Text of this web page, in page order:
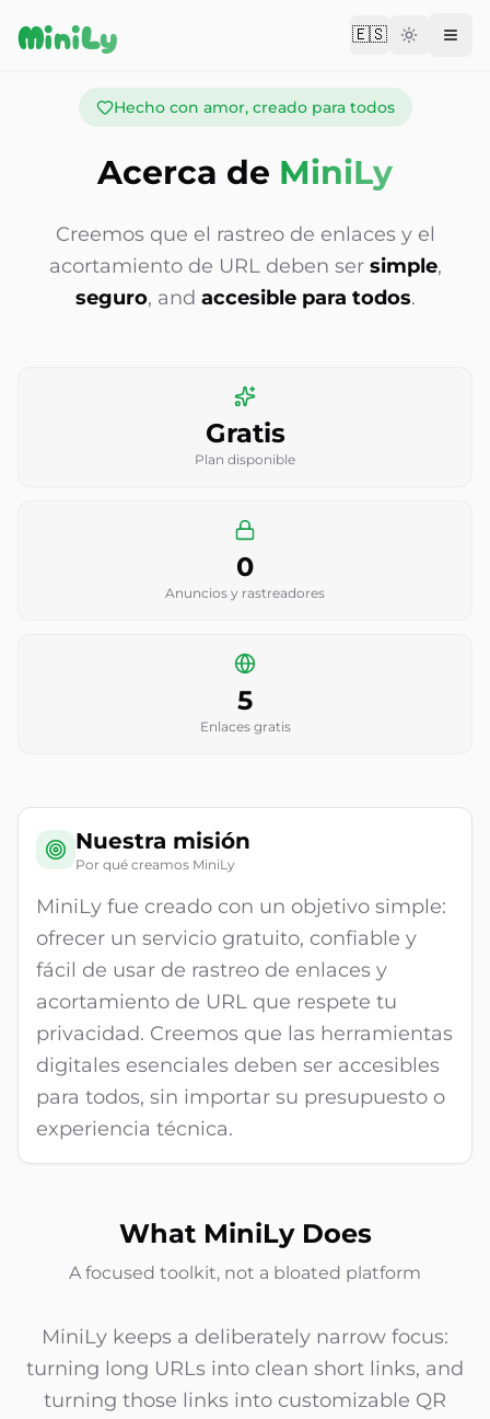
MiniLy 🇪🇸Change
Hecho con amor, creado para todos
Acerca de MiniLy
Creemos que el rastreo de enlaces y el
acortamiento de URL deben ser simple,
seguro, and accesible para todos.
Gratis
Plan disponible
0
Anuncios y rastreadores
5
Enlaces gratis
Nuestra misión
Por qué creamos MiniLy
MiniLy fue creado con un objetivo simple:
ofrecer un servicio gratuito, confiable y
fácil de usar de rastreo de enlaces y
acortamiento de URL que respete tu
privacidad. Creemos que las herramientas
digitales esenciales deben ser accesibles
para todos, sin importar su presupuesto o
experiencia técnica.
What MiniLy Does
A focused toolkit, not a bloated platform
MiniLy keeps a deliberately narrow focus:
turning long URLs into clean short links, and
turning those links into customizable QR